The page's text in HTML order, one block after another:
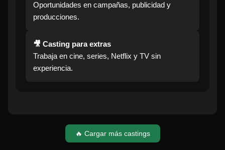
Oportunidades en campañas, publicidad y
producciones.
🎥 Casting para extras
Trabaja en cine, series, Netflix y TV sin
experiencia.
🔥 Cargar más castings